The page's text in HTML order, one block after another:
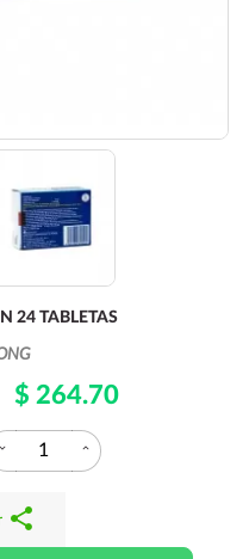
24 TABLETAS
$ 264.70
expand_more expand_less
share